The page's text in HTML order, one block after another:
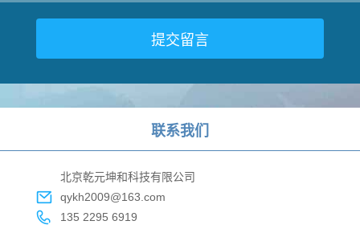
联系我们
北京乾元坤和科技有限公司
qykh2009@163.com
135 2295 6919